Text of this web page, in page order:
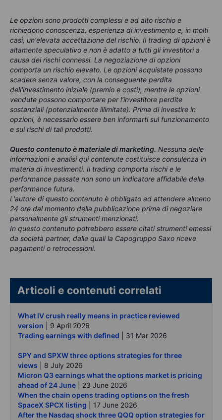
Le opzioni sono prodotti complessi e ad alto rischio e
richiedono conoscenza, esperienza di investimento e, in molti
casi, un'elevata accettazione del rischio. Il trading di opzioni è
altamente speculativo e non è adatto a tutti gli investitori a
causa dei rischi connessi. La negoziazione di opzioni
comporta un rischio elevato. Le opzioni acquistate possono
scadere senza valore, con la conseguente perdita
dell'investimento iniziale (premio e costi), mentre le opzioni
vendute possono comportare per l’investitore perdite
sostanziali (potenzialmente illimitate). Prima di investire in
opzioni, è necessario essere ben informarti sul funzionamento
e sui rischi di tali prodotti.
Questo contenuto è materiale di marketing. Nessuna delle
informazioni e analisi qui contenute costituisce consulenza in
materia di investimenti. Il trading comporta rischi e le
performance passate non sono un indicatore affidabile della
performance futura.
L'autore di questo contenuto è obbligato ad attendere almeno
24 ore dal momento della pubblicazione prima di negoziare
personalmente gli strumenti menzionati.
In questo contenuto potrebbero essere citati strumenti emessi
da società partner, dalle quali la Capogruppo Saxo riceve
pagamenti o retrocessioni.
Articoli e contenuti correlati
What IV crush really means in practice reviewed
version | 9 April 2026
Trading earnings with defined | 31 Mar 2026
SPY and SPXW three options strategies for three
views | 8 July 2026
Micron Q3 earnings what the options market is pricing
ahead of 24 June | 23 June 2026
When the chain opens trading options on the fresh
SpaceX SPCX listing | 17 June 2026
After the Nasdaq shock three QQQ option strategies for